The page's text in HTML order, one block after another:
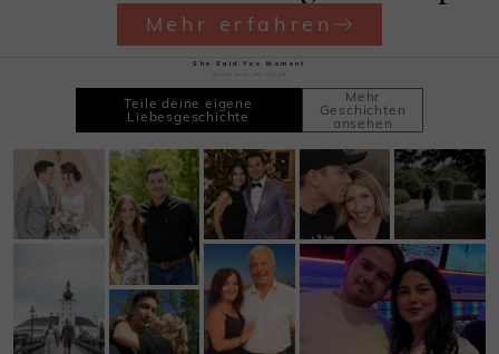
Mehr erfahren
She·Said·Yes Moment
Teile deine eigene
Liebesgeschichte
Mehr
Geschichten
ansehen